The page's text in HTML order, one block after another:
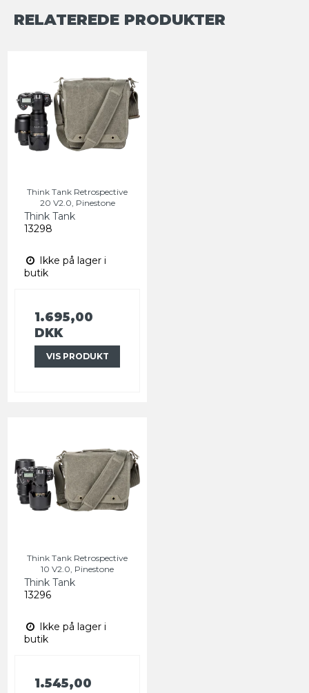
RELATEREDE PRODUKTER
Think Tank Retrospective
20 V2.0, Pinestone
Think Tank
13298
Ikke på lager i
butik
1.695,00
DKK
VIS PRODUKT
Think Tank Retrospective
10 V2.0, Pinestone
Think Tank
13296
Ikke på lager i
butik
1.545,00